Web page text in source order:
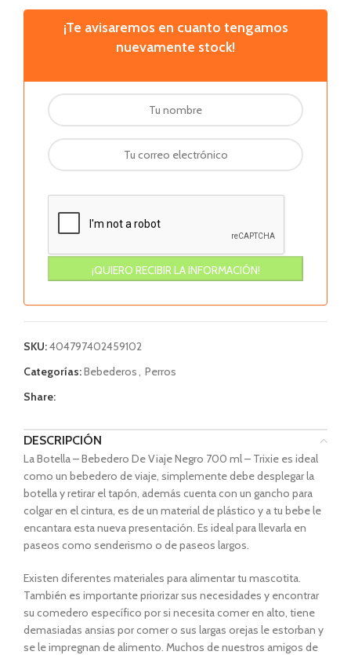
¡Te avisaremos en cuanto tengamos
nuevamente stock!
SKU:404797402459102
Categorías:Bebederos, Perros
Share:
DESCRIPCIÓN
La Botella – Bebedero De Viaje Negro 700 ml – Trixie es ideal
como un bebedero de viaje, simplemente debe desplegar la
botella y retirar el tapón, además cuenta con un gancho para
colgar en el cintura, es de un material de plástico y a tu bebe le
encantara esta nueva presentación. Es ideal para llevarla en
paseos como senderismo o de paseos largos.
Existen diferentes materiales para alimentar tu mascotita.
También es importante priorizar sus necesidades y encontrar
su comedero específico por si necesita comer en alto, tiene
demasiadas ansias por comer o sus largas orejas le estorban y
se le impregnan de alimento. Muchos de nuestros amigos de